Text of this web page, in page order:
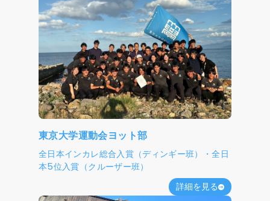
東京大学運動会ヨット部
全日本インカレ総合入賞（ディンギー班）・全日
本5位入賞（クルーザー班）
詳細を見る